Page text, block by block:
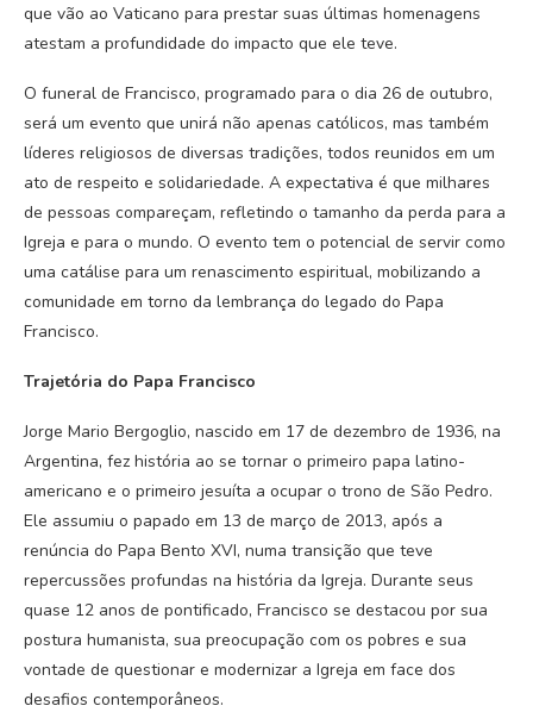
que vão ao Vaticano para prestar suas últimas homenagens
atestam a profundidade do impacto que ele teve.
O funeral de Francisco, programado para o dia 26 de outubro,
será um evento que unirá não apenas católicos, mas também
líderes religiosos de diversas tradições, todos reunidos em um
ato de respeito e solidariedade. A expectativa é que milhares
de pessoas compareçam, refletindo o tamanho da perda para a
Igreja e para o mundo. O evento tem o potencial de servir como
uma catálise para um renascimento espiritual, mobilizando a
comunidade em torno da lembrança do legado do Papa
Francisco.
Trajetória do Papa Francisco
Jorge Mario Bergoglio, nascido em 17 de dezembro de 1936, na
Argentina, fez história ao se tornar o primeiro papa latino-
americano e o primeiro jesuíta a ocupar o trono de São Pedro.
Ele assumiu o papado em 13 de março de 2013, após a
renúncia do Papa Bento XVI, numa transição que teve
repercussões profundas na história da Igreja. Durante seus
quase 12 anos de pontificado, Francisco se destacou por sua
postura humanista, sua preocupação com os pobres e sua
vontade de questionar e modernizar a Igreja em face dos
desafios contemporâneos.